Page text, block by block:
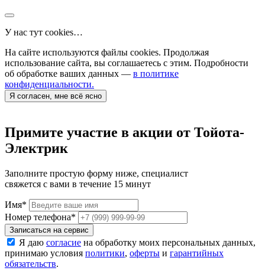
У нас тут cookies…
На сайте используются файлы cookies. Продолжая
использование сайта, вы соглашаетесь с этим. Подробности
об обработке ваших данных — в политике
конфиденциальности.
Я согласен, мне всё ясно
Примите участие в акции от Тойота-
Электрик
Заполните простую форму ниже, специалист
свяжется с вами в течение 15 минут
Имя*
Номер телефона*
Записаться на сервис
Я даю согласие на обработку моих персональных данных,
принимаю условия политики, оферты и гарантийных
обязательств.